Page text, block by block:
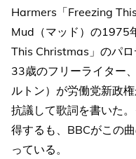
Harmers「Freezing
Mud（マッド）の1975
This Christmas」のパ
33歳のフリーライター
ルトン）が労働党新政
抗議して歌詞を書いた
得するも、BBCがこの
っている。